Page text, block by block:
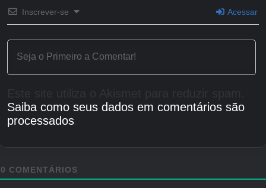
Game.
Créditos Autor
Inscrever-se Acessar
Saiba como seus dados em comentários são
processados.
0 COMENTÁRIOS